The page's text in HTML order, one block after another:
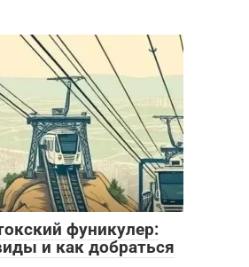
0
фуникулер:
и как добраться